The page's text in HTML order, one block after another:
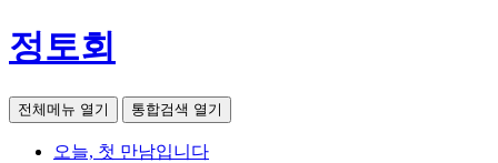
정토회
전체메뉴 열기 통합검색 열기
오늘, 첫 만남입니다